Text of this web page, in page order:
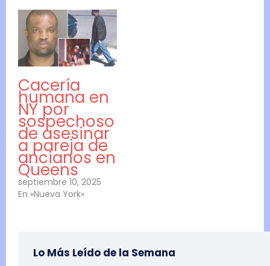
Cacería
humana en
NY por
sospechoso
de asesinar
a pareja de
ancianos en
Queens
septiembre 10, 2025
En «Nueva York»
Lo Más Leído de la Semana